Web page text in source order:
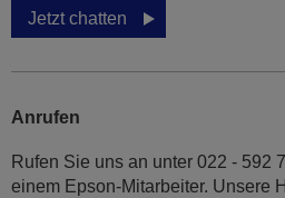
Jetzt chatten
Anrufen
Rufen Sie uns an unter 022 - 592
einem Epson-Mitarbeiter. Unsere